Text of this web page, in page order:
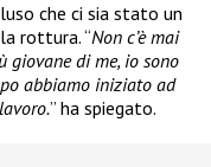
che ci sia stato un
rottura. “Non c’è mai
di me, io sono
abbiamo iniziato ad
” ha spiegato.